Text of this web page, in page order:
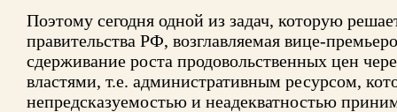
Поэтому сегодня одной из задач, которую
правительства РФ, возглавляемая вице-
сдерживание роста продовольственных цен
властями, т.е. административным ресурсом,
непредсказуемостью и неадекватностью